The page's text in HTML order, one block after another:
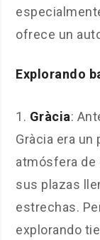
ofrece un
Explorando
Gràcia:
Gràcia era un
atmósfera de
sus plazas
estrechas.
explorando